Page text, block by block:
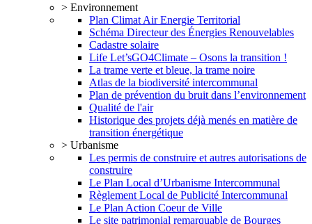
> Environnement
Plan Climat Air Energie Territorial
Schéma Directeur des Énergies Renouvelables
Cadastre solaire
Life Let’sGO4Climate – Osons la transition !
La trame verte et bleue, la trame noire
Atlas de la biodiversité intercommunal
Plan de prévention du bruit dans l’environnement
Qualité de l'air
Historique des projets déjà menés en matière de
transition énergétique
> Urbanisme
Les permis de construire et autres autorisations de
construire
Le Plan Local d’Urbanisme Intercommunal
Règlement Local de Publicité Intercommunal
Le Plan Action Coeur de Ville
Le site patrimonial remarquable de Bourges